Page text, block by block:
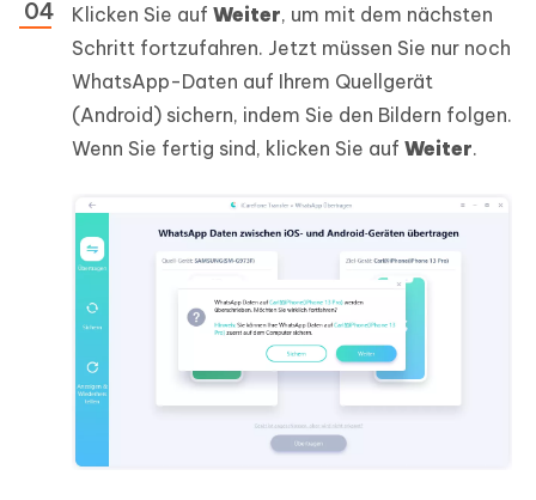
Klicken Sie auf Weiter, um mit dem nächsten
Schritt fortzufahren. Jetzt müssen Sie nur noch
WhatsApp-Daten auf Ihrem Quellgerät
(Android) sichern, indem Sie den Bildern folgen.
Wenn Sie fertig sind, klicken Sie auf Weiter.